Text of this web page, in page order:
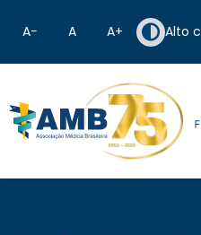
A− A A+ Alto